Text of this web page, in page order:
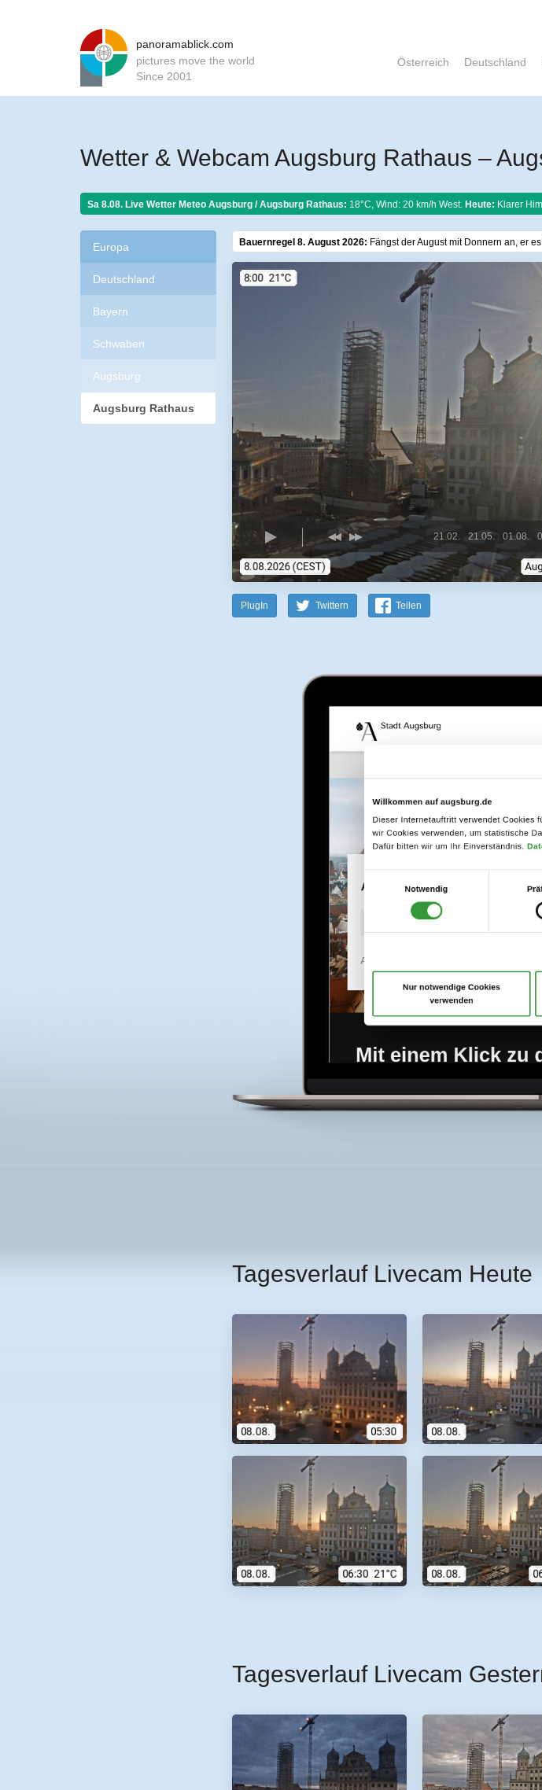
panoramablick.com
pictures move the world
Since 2001
Österreich Deutschland
Wetter & Webcam Augsburg Rathaus –
Sa 8.08. Live Wetter Meteo Augsburg / Augsburg Rathaus: 18°C, Wind: 20 km/h West. Heute: Klarer
Europa
Deutschland
Bayern
Schwaben
Augsburg
Augsburg Rathaus
Bauernregel 8. August 2026: Fängst der August mit Donnern an, er
01.08.
21.05.
21.02.
PlugIn Twittern Teilen
Tagesverlauf Livecam Heute
Tagesverlauf Livecam